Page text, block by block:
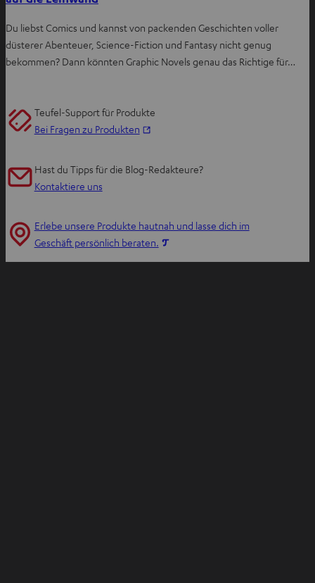
Du liebst Comics und kannst von packenden Geschichten voller
düsterer Abenteuer, Science-Fiction und Fantasy nicht genug
bekommen? Dann könnten Graphic Novels genau das Richtige für…
Teufel-Support für Produkte
Bei Fragen zu Produkten
n
T
a
Hast du Tipps für die Blog-Redakteure?
Kontaktiere uns
Erlebe unsere Produkte hautnah und lasse dich im
Geschäft persönlich beraten.